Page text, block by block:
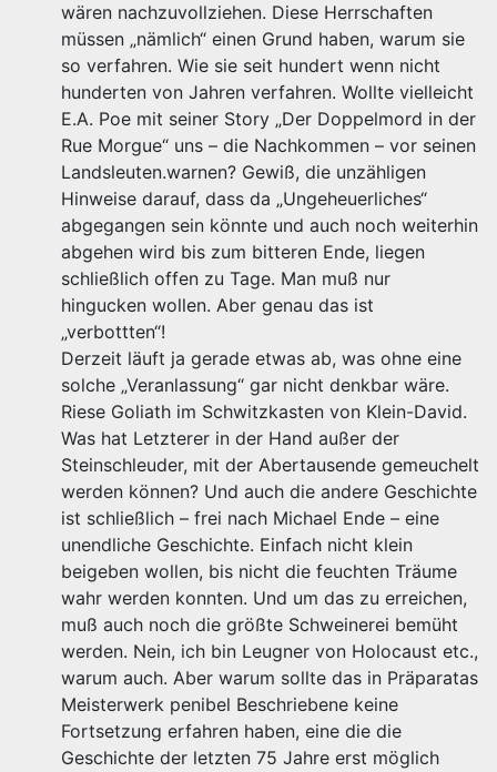
wären nachzuvollziehen. Diese Herrschaften
müssen „nämlich“ einen Grund haben, warum sie
so verfahren. Wie sie seit hundert wenn nicht
hunderten von Jahren verfahren. Wollte vielleicht
E.A. Poe mit seiner Story „Der Doppelmord in der
Rue Morgue“ uns – die Nachkommen – vor seinen
Landsleuten.warnen? Gewiß, die unzähligen
Hinweise darauf, dass da „Ungeheuerliches“
abgegangen sein könnte und auch noch weiterhin
abgehen wird bis zum bitteren Ende, liegen
schließlich offen zu Tage. Man muß nur
hingucken wollen. Aber genau das ist
„verbottten“!
Derzeit läuft ja gerade etwas ab, was ohne eine
solche „Veranlassung“ gar nicht denkbar wäre.
Riese Goliath im Schwitzkasten von Klein-David.
Was hat Letzterer in der Hand außer der
Steinschleuder, mit der Abertausende gemeuchelt
werden können? Und auch die andere Geschichte
ist schließlich – frei nach Michael Ende – eine
unendliche Geschichte. Einfach nicht klein
beigeben wollen, bis nicht die feuchten Träume
wahr werden konnten. Und um das zu erreichen,
muß auch noch die größte Schweinerei bemüht
werden. Nein, ich bin Leugner von Holocaust etc.,
warum auch. Aber warum sollte das in Präparatas
Meisterwerk penibel Beschriebene keine
Fortsetzung erfahren haben, eine die die
Geschichte der letzten 75 Jahre erst möglich